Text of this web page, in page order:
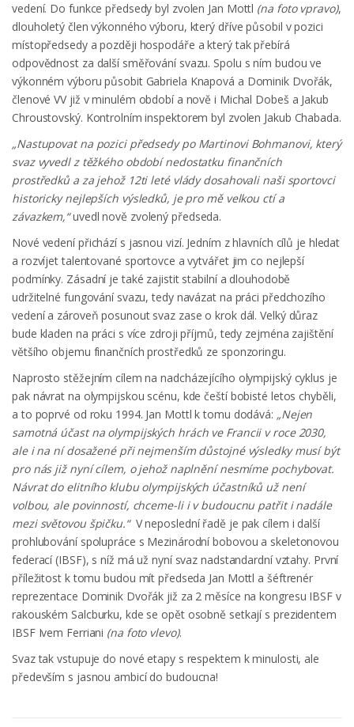
vedení. Do funkce předsedy byl zvolen Jan Mottl (na foto vpravo),
dlouholetý člen výkonného výboru, který dříve působil v pozici
místopředsedy a později hospodáře a který tak přebírá
odpovědnost za další směřování svazu. Spolu s ním budou ve
výkonném výboru působit Gabriela Knapová a Dominik Dvořák,
členové VV již v minulém období a nově i Michal Dobeš a Jakub
Chroustovský. Kontrolním inspektorem byl zvolen Jakub Chabada.
„Nastupovat na pozici předsedy po Martinovi Bohmanovi, který
svaz vyvedl z těžkého období nedostatku finančních
prostředků a za jehož 12ti leté vlády dosahovali naši sportovci
historicky nejlepších výsledků, je pro mě velkou ctí a
závazkem,“uvedl nově zvolený předseda.
Nové vedení přichází s jasnou vizí. Jedním z hlavních cílů je hledat
a rozvíjet talentované sportovce a vytvářet jim co nejlepší
podmínky. Zásadní je také zajistit stabilní a dlouhodobě
udržitelné fungování svazu, tedy navázat na práci předchozího
vedení a zároveň posunout svaz zase o krok dál. Velký důraz
bude kladen na práci s více zdroji příjmů, tedy zejména zajištění
většího objemu finančních prostředků ze sponzoringu.
Naprosto stěžejním cílem na nadcházejícího olympijský cyklus je
pak návrat na olympijskou scénu, kde čeští bobisté letos chyběli,
a to poprvé od roku 1994. Jan Mottl k tomu dodává: „Nejen
samotná účast na olympijských hrách ve Francii v roce 2030,
ale i na ní dosažené při nejmenším důstojné výsledky musí být
pro nás již nyní cílem, o jehož naplnění nesmíme pochybovat.
Návrat do elitního klubu olympijských účastníků už není
volbou, ale povinností, chceme-li i v budoucnu patřit i nadále
mezi světovou špičku.“V neposlední řadě je pak cílem i další
prohlubování spolupráce s Mezinárodní bobovou a skeletonovou
federací (IBSF), s níž má už nyní svaz nadstandardní vztahy. První
příležitost k tomu budou mít předseda Jan Mottl a šéftrenér
reprezentace Dominik Dvořák již za 2 měsíce na kongresu IBSF v
rakouském Salcburku, kde se opět osobně setkají s prezidentem
IBSF Ivem Ferriani (na foto vlevo).
Svaz tak vstupuje do nové etapy s respektem k minulosti, ale
především s jasnou ambicí do budoucna!